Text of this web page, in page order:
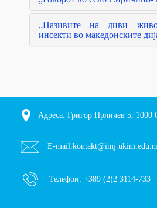
„Називите на диви
инсекти во македонските
Адреса: Григор Прличев 5, 1000
E-mail:
Телефон: +389 (2)2 3114-733